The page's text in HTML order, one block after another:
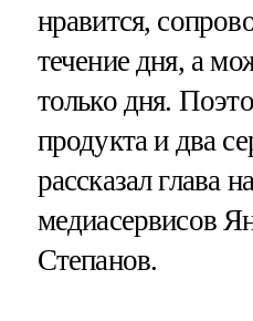
нравится,
течение дня, а
только дня.
продукта и два
рассказал глава
медиасервисов
Степанов.